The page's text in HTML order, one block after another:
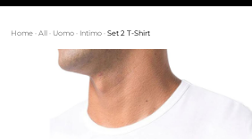
Home · All · Uomo · Intimo · Set 2 T-Shirt